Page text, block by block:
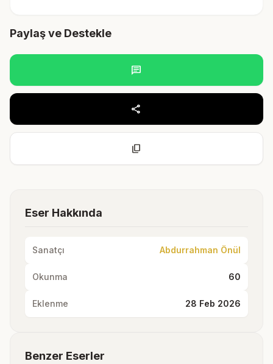
Paylaş ve Destekle
chat
share
content_copy
Eser Hakkında
Sanatçı Abdurrahman Önül
Okunma 60
Eklenme 28 Feb 2026
Benzer Eserler